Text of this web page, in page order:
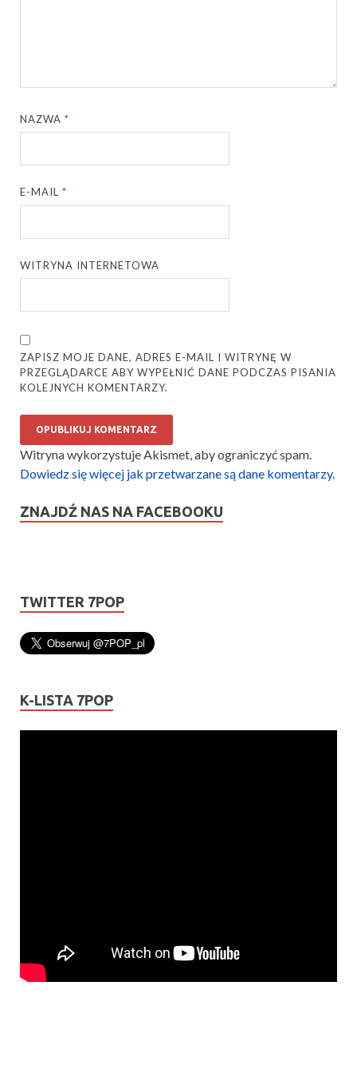
NAZWA*
E-MAIL*
WITRYNA INTERNETOWA
ZAPISZ MOJE DANE, ADRES E-MAIL I WITRYNĘ W
PRZEGLĄDARCE ABY WYPEŁNIĆ DANE PODCZAS PISANIA
KOLEJNYCH KOMENTARZY.
Witryna wykorzystuje Akismet, aby ograniczyć spam.
Dowiedz się więcej jak przetwarzane są dane komentarzy.
ZNAJDŹ NAS NA FACEBOOKU
TWITTER 7POP
K-LISTA 7POP